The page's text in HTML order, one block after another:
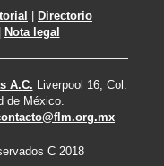
Directorio
Nota legal
A.C. Liverpool 16, Col.
de México.
C 2018